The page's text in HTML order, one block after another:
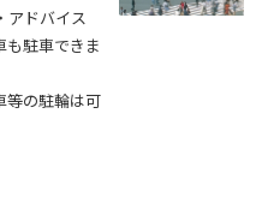
アドバイス
も駐車できま
等の駐輪は可